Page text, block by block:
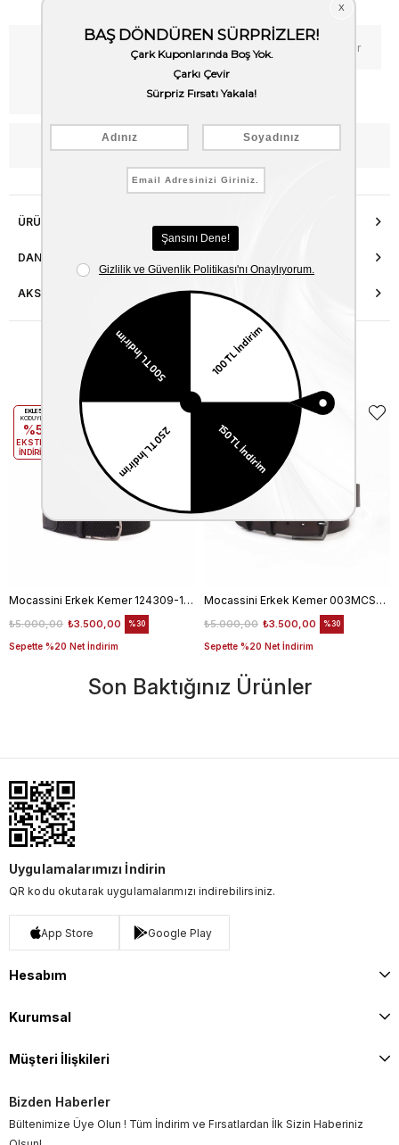
Kritik Stok Fiyat Düşünce Haber Ver
Kargo Bedava
WhatsApp’tan Bilgi Al
ÜRÜN ÖZELLIKLERI
DANIŞMA HATTI
AKSESUAR ONARIMI
Benzer Ürünler
Mocassini Erkek Kemer 124309-100
₺3.500,00
₺5.000,00
Sepette %20 Net İndirim
%30
EKLE5
KODUYLA
%5
EKSTRA
İNDİRİM
Mocassini Erkek Kemer 003MCSN B3245
₺3.500,00
₺5.000,00
Sepette %20 Net İndirim
%30
%5
EKSTRA
İNDİRİM
Son Baktığınız Ürünler
Uygulamalarımızı İndirin
QR kodu okutarak uygulamalarımızı indirebilirsiniz.
App Store Google Play
Hesabım
Kurumsal
Müşteri İlişkileri
Bizden Haberler
Bültenimize Üye Olun ! Tüm İndirim ve Fırsatlardan İlk Sizin Haberiniz